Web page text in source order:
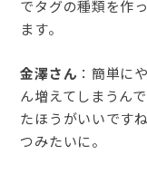
でタグの種類を作
ます。
金澤さん ：簡単に
ん増えてしまうん
たほうがいいです
つみたいに。